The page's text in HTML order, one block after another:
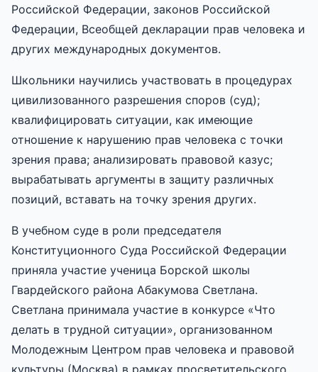
Российской Федерации, законов Российской
Федерации, Всеобщей декларации прав человека и
других международных документов.
Школьники научились участвовать в процедурах
цивилизованного разрешения споров (суд);
квалифицировать ситуации, как имеющие
отношение к нарушению прав человека с точки
зрения права; анализировать правовой казус;
вырабатывать аргументы в защиту различных
позиций, вставать на точку зрения других.
В учебном суде в роли председателя
Конституционного Суда Российской Федерации
приняла участие ученица Борской школы
Гвардейского района Абакумова Светлана.
Светлана принимала участие в конкурсе «Что
делать в трудной ситуации», организованном
Молодежным Центром прав человека и правовой
культуры (Москва) в рамках просветительского